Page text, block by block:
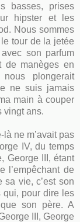
basses, prises
hipster et les
Nous sommes
tour de la jetée
son parfum
de manèges en
plongerait
ne suis jamais
main à couper
vingt ans.
là ne m’avait pas
IV, du temps
George III, étant
l’empêchant de
vie, c’est son
qui, pour dire les
son père. A
III, George